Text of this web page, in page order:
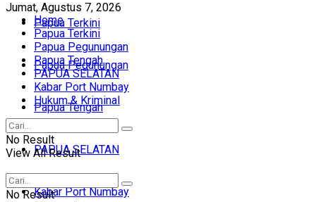
Jumat, Agustus 7, 2026
Papua Terkini
Papua Pegunungan
Papua Tengah
PAPUA SELATAN
Kabar Port Numbay
Home
Papua Terkini
Papua Pegunungan
Papua Tengah
PAPUA SELATAN
Kabar Port Numbay
Hukum & Kriminal
No Result
View All Result
No Result